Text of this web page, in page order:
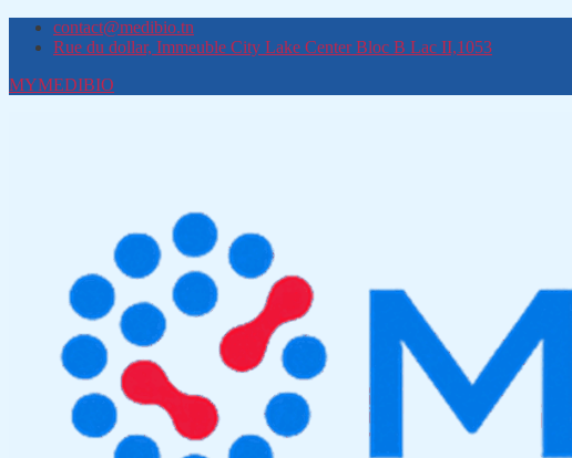
contact@medibio.tn
Rue du dollar, Immeuble City Lake Center Bloc B Lac II,1053
MYMEDIBIO